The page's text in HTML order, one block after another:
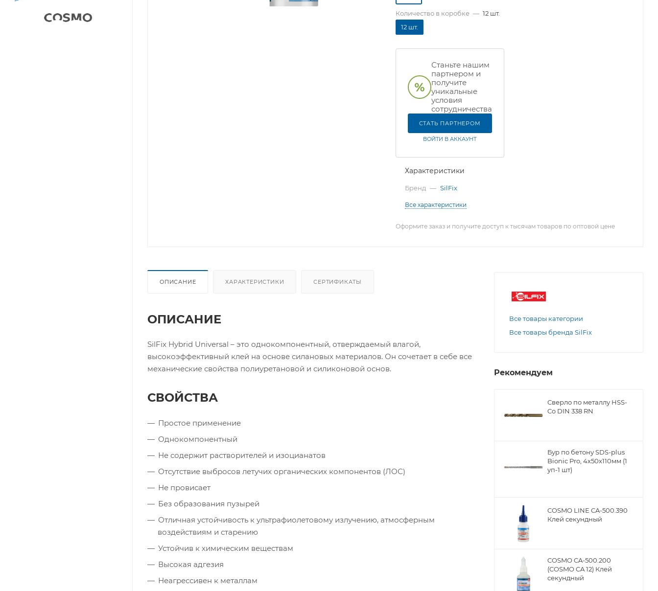
Количество в коробке — 12 шт.
12 шт.
Станьте нашим
партнером и
получите
уникальные
условия
сотрудничества
СТАТЬ ПАРТНЕРОМ
ВОЙТИ В АККАУНТ
Характеристики
Бренд — SilFix
Все характеристики
Оформите заказ и получите доступ к тысячам товаров по оптовой цене
ОПИСАНИЕ ХАРАКТЕРИСТИКИ СЕРТИФИКАТЫ
ОПИСАНИЕ
SilFix Hybrid Universal – это однокомпонентный, отверждаемый влагой,
высокоэффективный клей на основе силановых материалов. Он сочетает в себе все
механические свойства полиуретановой и силиконовой основ.
СВОЙСТВА
Простое применение
Однокомпонентный
Не содержит растворителей и изоцианатов
Отсутствие выбросов летучих органических компонентов (ЛОС)
Не провисает
Без образования пузырей
Отличная устойчивость к ультрафиолетовому излучению, атмосферным
воздействиям и старению
Устойчив к химическим веществам
Высокая адгезия
Неагрессивен к металлам
Все товары категории
Все товары бренда SilFix
Рекомендуем
Сверло по металлу НSS-
Co DIN 338 RN
Бур по бетону SDS-plus
Bionic Pro, 4х50х110мм (1
уп-1 шт)
COSMO LINE CA-500.390
Клей секундный
COSMO CA-500.200
(COSMO CA 12) Клей
секундный